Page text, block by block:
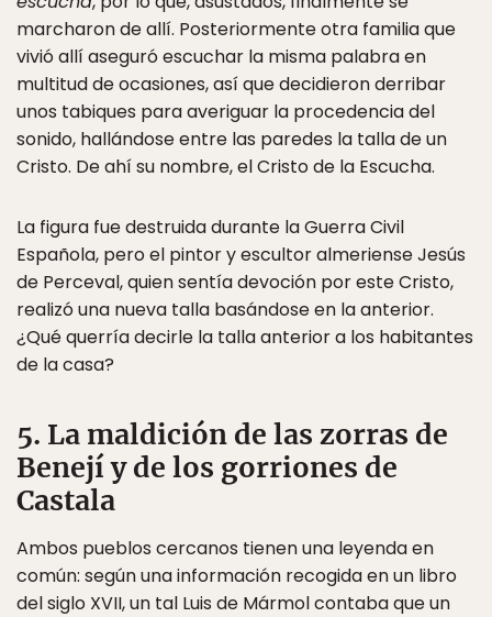
marcharon de allí. Posteriormente otra familia que
vivió allí aseguró escuchar la misma palabra en
multitud de ocasiones, así que decidieron derribar
unos tabiques para averiguar la procedencia del
sonido, hallándose entre las paredes la talla de un
Cristo. De ahí su nombre, el Cristo de la Escucha.
La figura fue destruida durante la Guerra Civil
Española, pero el pintor y escultor almeriense Jesús
de Perceval, quien sentía devoción por este Cristo,
realizó una nueva talla basándose en la anterior.
¿Qué querría decirle la talla anterior a los habitantes
de la casa?
5. La maldición de las zorras de
Benejí y de los gorriones de
Castala
Ambos pueblos cercanos tienen una leyenda en
común: según una información recogida en un libro
del siglo XVII, un tal Luis de Mármol contaba que un